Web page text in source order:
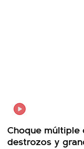
Choque múltiple
destrozos y